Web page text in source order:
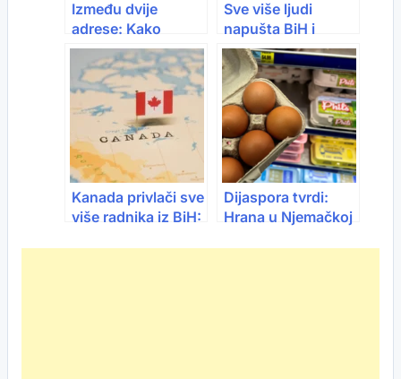
Između dvije
adrese: Kako
dijaspora vidi
budućnost Bosne i
Hercegovine?
Sve više ljudi
napušta BiH i
region: Ovo su
stvarni razlozi
odlaska u 2026
Kanada privlači sve
više radnika iz BiH:
Dijaspora tvrdi:
Hrana u Njemačkoj